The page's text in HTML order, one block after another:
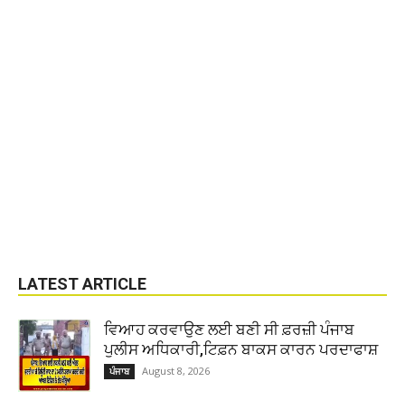
LATEST ARTICLE
ਵਿਆਹ ਕਰਵਾਉਣ ਲਈ ਬਣੀ ਸੀ ਫ਼ਰਜ਼ੀ ਪੰਜਾਬ
ਪੁਲੀਸ ਅਧਿਕਾਰੀ,ਟਿਫ਼ਨ ਬਾਕਸ ਕਾਰਨ ਪਰਦਾਫਾਸ਼
ਪੰਜਾਬ August 8, 2026